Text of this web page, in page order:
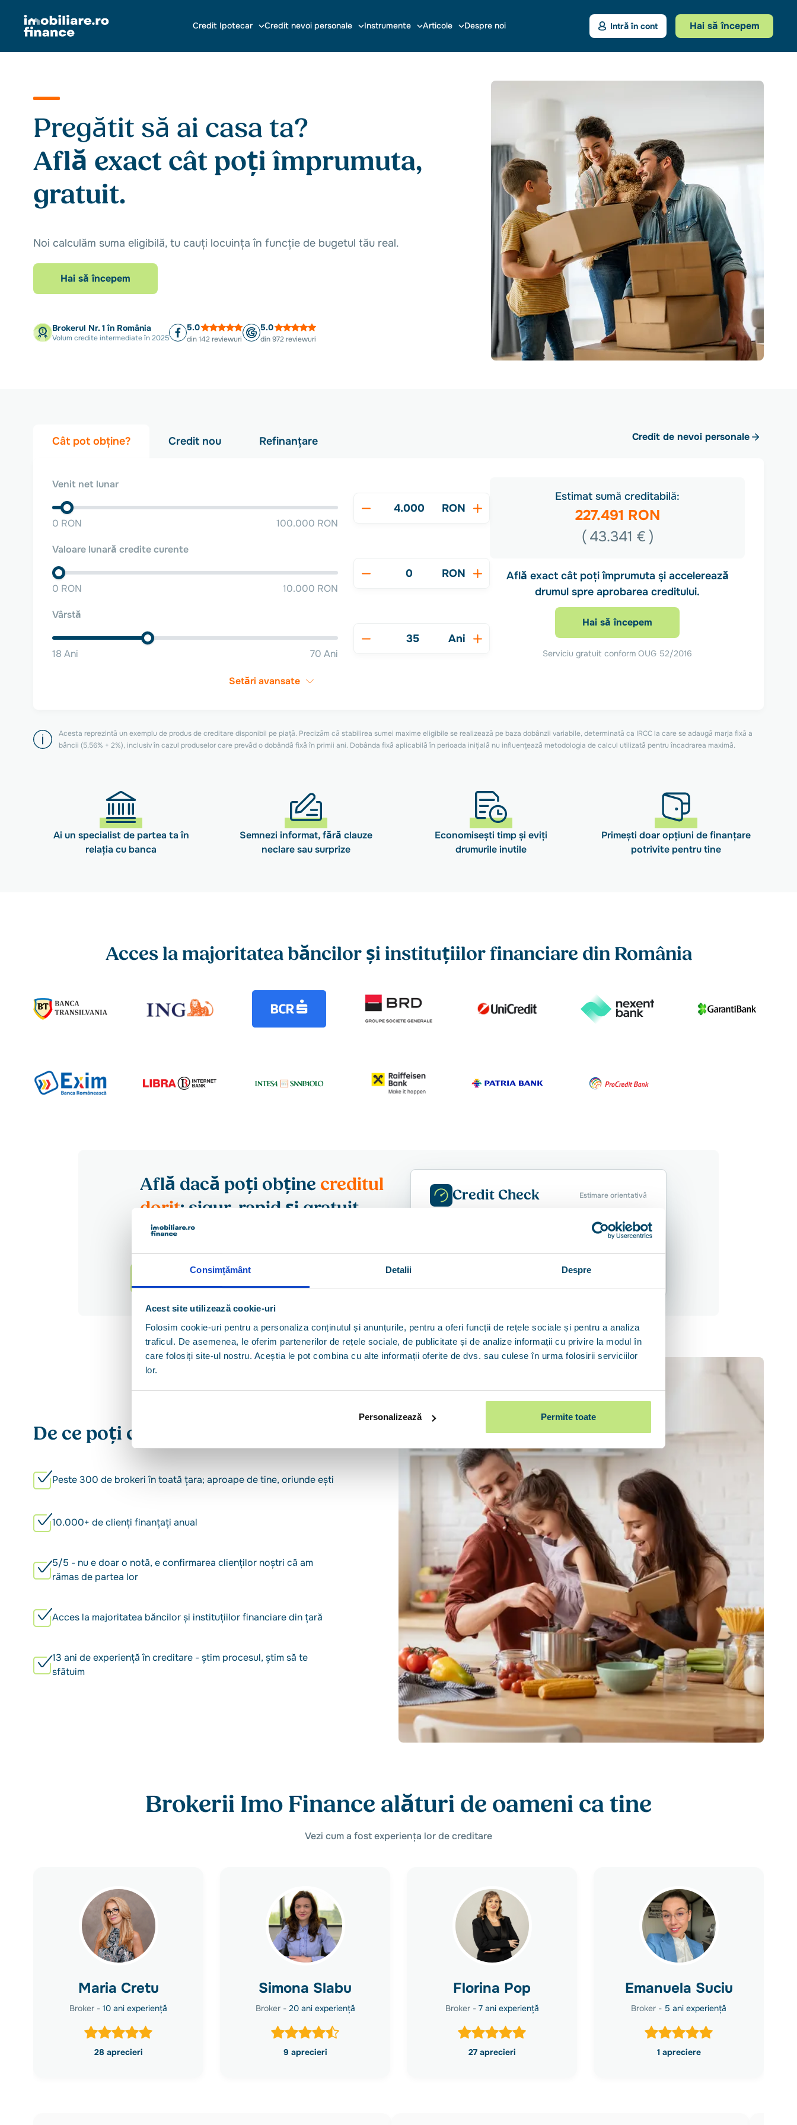
Consimțământ Detalii Despre
Acest site utilizează cookie-uri
Folosim cookie-uri pentru a personaliza conținutul și anunțurile, pentru a oferi funcții de rețele sociale și pentru a analiza
traficul. De asemenea, le oferim partenerilor de rețele sociale, de publicitate și de analize informații cu privire la modul în
care folosiți site-ul nostru. Aceștia le pot combina cu alte informații oferite de dvs. sau culese în urma folosirii serviciilor
lor.
Personalizează Permite toate
Credit Ipotecar Credit nevoi personale Instrumente Articole Despre noi Intră în cont Hai să începem
Pregătit să ai casa ta?
Află exact cât poți împrumuta,
gratuit.
Noi calculăm suma eligibilă, tu cauți locuința în funcție de bugetul tău real.
Hai să începem
Brokerul Nr. 1 în România
Volum credite intermediate în 2025
5.0
din 142 reviewuri
5.0
din 972 reviewuri
Credit de nevoi personale
Cât pot obține? Credit nou Refinanțare
Venit net lunar
RON
0 RON 100.000 RON
Valoare lunară credite curente
RON
0 RON 10.000 RON
Vârstă
Ani
18 Ani 70 Ani
Setări avansate
Estimat sumă creditabilă:
227.491 RON
( 43.341 € )
Află exact cât poți împrumuta și accelerează
drumul spre aprobarea creditului.
Hai să începem
Serviciu gratuit conform OUG 52/2016
Acesta reprezintă un exemplu de produs de creditare disponibil pe piață. Precizăm că stabilirea sumei maxime eligibile se realizează pe baza dobânzii variabile, determinată ca IRCC la care se adaugă marja fixă a
băncii (5,56% + 2%), inclusiv în cazul produselor care prevăd o dobândă fixă în primii ani. Dobânda fixă aplicabilă în perioada inițială nu influențează metodologia de calcul utilizată pentru încadrarea maximă.
Ai un specialist de partea ta în
relația cu banca
Semnezi informat, fără clauze
neclare sau surprize
Economisești timp și eviți
drumurile inutile
Primești doar opțiuni de finanțare
potrivite pentru tine
Acces la majoritatea băncilor și instituțiilor financiare din România
Află dacă poți obține creditul
dorit: sigur, rapid și gratuit
Analizăm online profilul tău de creditare cu ajutorul datelor
împrumuta și ce oferte de credit ți se potrivesc.
Vezi cum funcționează
Credit Check Estimare orientativă
395.000lei
Brokerii Imo Finance alături de oameni ca tine
Vezi cum a fost experiența lor de creditare
Maria Cretu
Broker - 10 ani experiență
28 aprecieri
Simona Slabu
Broker - 20 ani experiență
9 aprecieri
Florina Pop
Broker - 7 ani experiență
27 aprecieri
Emanuela Suciu
Broker - 5 ani experiență
1 apreciere
De ce poți conta pe noi
Peste 300 de brokeri în toată țara; aproape de tine, oriunde ești
10.000+ de clienți finanțați anual
5/5 - nu e doar o notă, e confirmarea clienților noștri că am
rămas de partea lor
Acces la majoritatea băncilor și instituțiilor financiare din țară
13 ani de experiență în creditare - știm procesul, știm să te
sfătuim